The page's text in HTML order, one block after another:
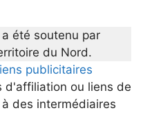
été soutenu par
du Nord.
publicitaires
d'affiliation ou liens de
des intermédiaires